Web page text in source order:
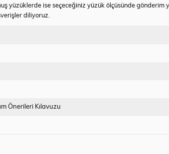
yüzüklerde ise seçeceğiniz yüzük ölçüsünde gönderim
diliyoruz.
Önerileri Kılavuzu